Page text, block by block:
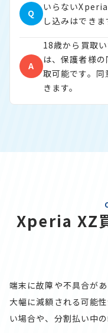
Q
いらない
し込みはできま
A
18歳から買取
は、保護者様
取可能です。同
きます。
Xperia XZ
端末に故障や不具合が
大幅に減額される可能性
い場合や、分割払い中